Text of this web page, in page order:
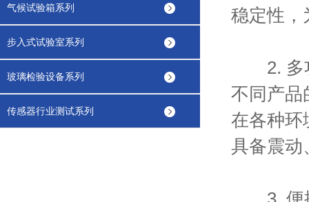
气候试验箱系列
步入式试验室系列
玻璃检验设备系列
传感器行业测试系列
稳定性，
2. 多功
不同产品
在各种环
具备震动